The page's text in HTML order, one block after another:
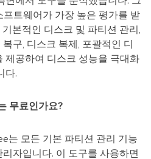
프트웨어가 가장 높은 평가를 받
본적인 디스크 및 파티션 관리,
구, 디스크 복제, 포괄적인 디
제공하여 디스크 성능을 극대화
다.
무료인가요?
는 모든 기본 파티션 관리 기능
자입니다. 이 도구를 사용하면